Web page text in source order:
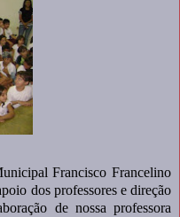
Francisco Francelino
dos professores e direção
de nossa professora